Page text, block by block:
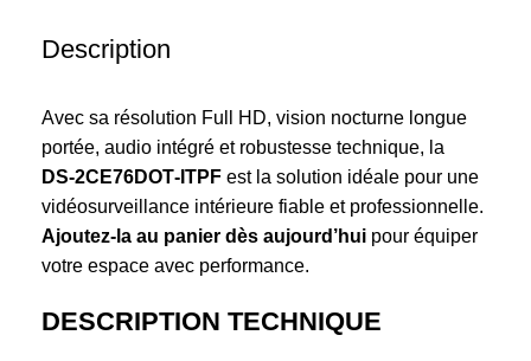
Description
Avec sa résolution Full HD, vision nocturne longue
portée, audio intégré et robustesse technique, la
DS‑2CE76DOT‑ITPF est la solution idéale pour une
vidéosurveillance intérieure fiable et professionnelle.
Ajoutez-la au panier dès aujourd’hui pour équiper
votre espace avec performance.
DESCRIPTION TECHNIQUE